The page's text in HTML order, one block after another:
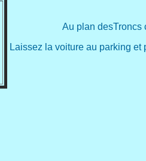
Au plan desTroncs
Laissez la voiture au parking